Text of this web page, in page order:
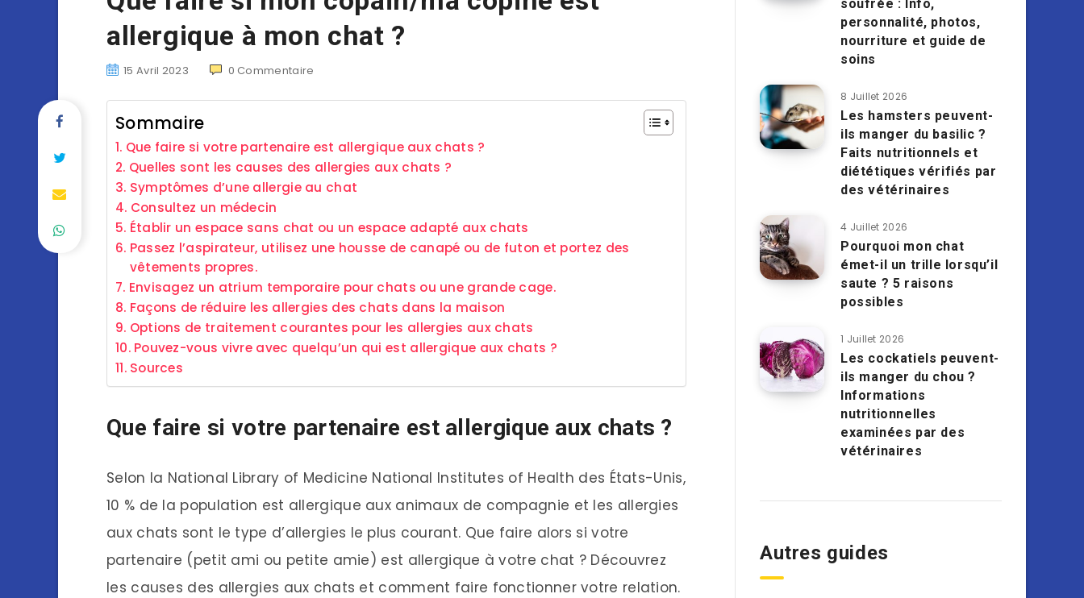
allergique à mon chat ?
15 Avril 2023 0 Commentaire
Sommaire
Que faire si votre partenaire est allergique aux chats ?
Quelles sont les causes des allergies aux chats ?
Symptômes d’une allergie au chat
Consultez un médecin
Établir un espace sans chat ou un espace adapté aux chats
Passez l’aspirateur, utilisez une housse de canapé ou de futon et portez des
vêtements propres.
Envisagez un atrium temporaire pour chats ou une grande cage.
Façons de réduire les allergies des chats dans la maison
Options de traitement courantes pour les allergies aux chats
Pouvez-vous vivre avec quelqu’un qui est allergique aux chats ?
Sources
Que faire si votre partenaire est allergique aux chats ?
Selon la National Library of Medicine National Institutes of Health des États-Unis,
10 % de la population est allergique aux animaux de compagnie et les allergies
aux chats sont le type d’allergies le plus courant. Que faire alors si votre
partenaire (petit ami ou petite amie) est allergique à votre chat ? Découvrez
les causes des allergies aux chats et comment faire fonctionner votre relation.
soufrée : Info,
personnalité, photos,
nourriture et guide de
soins
8 Juillet 2026
Les hamsters peuvent-
ils manger du basilic ?
Faits nutritionnels et
diététiques vérifiés par
des vétérinaires
4 Juillet 2026
Pourquoi mon chat
émet-il un trille lorsqu’il
saute ? 5 raisons
possibles
1 Juillet 2026
Les cockatiels peuvent-
ils manger du chou ?
Informations
nutritionnelles
examinées par des
vétérinaires
Autres guides